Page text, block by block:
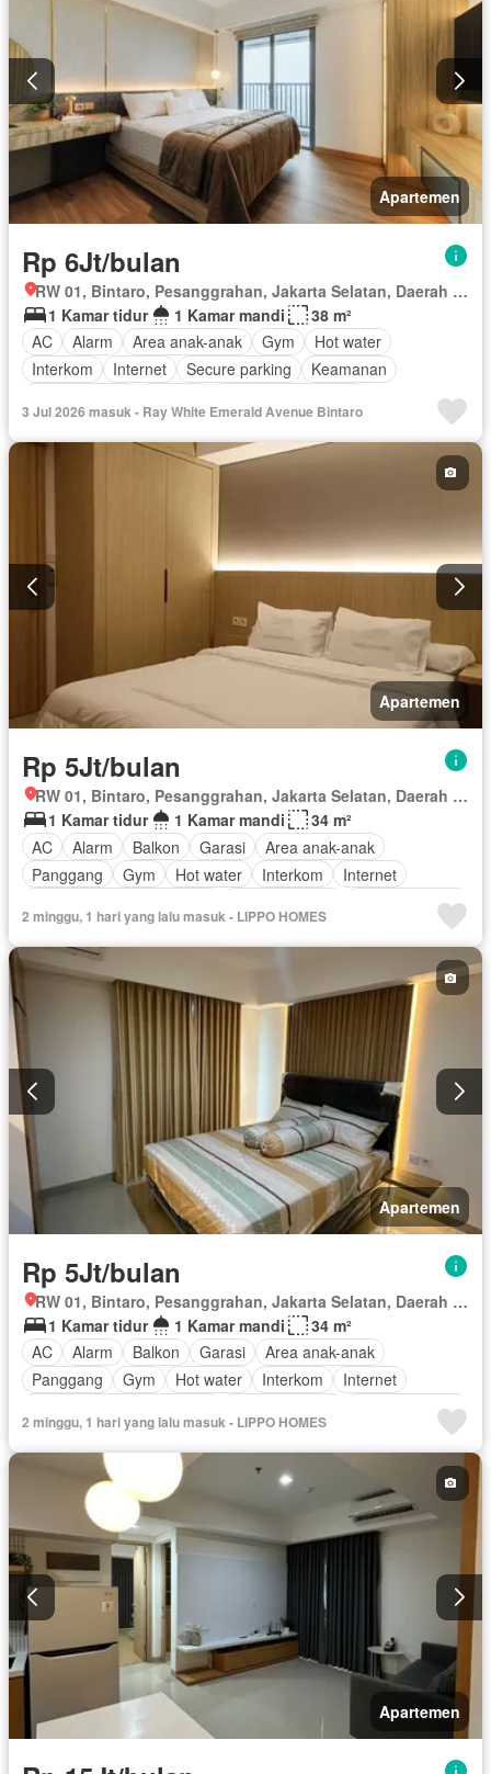
Apartemen
Rp 6Jt/bulan
RW 01, Bintaro, Pesanggrahan, Jakarta Selatan, Daerah Khusus Ibukota Jakarta
1 Kamar tidur
1 Kamar mandi
38 m²
AC
Alarm Area anak-anak Gym
Hot water
Interkom
Internet Secure parking
Keamanan
3 Jul 2026 masuk - Ray White Emerald Avenue Bintaro
Apartemen
Rp 5Jt/bulan
RW 01, Bintaro, Pesanggrahan, Jakarta Selatan, Daerah Khusus Ibukota Jakarta
1 Kamar tidur
1 Kamar mandi
34 m²
AC
Alarm Balkon Garasi
Area anak-anak
Panggang
Gym Hot water Interkom
Internet
Secure parking
Keamanan
Kolam renang Telephone
Televisi
Berperabot lengkap
2 minggu, 1 hari yang lalu masuk - LIPPO HOMES
Apartemen
Rp 5Jt/bulan
RW 01, Bintaro, Pesanggrahan, Jakarta Selatan, Daerah Khusus Ibukota Jakarta
1 Kamar tidur
1 Kamar mandi
34 m²
AC
Alarm Balkon Garasi
Area anak-anak
Panggang
Gym Hot water Interkom
Internet
Secure parking
Keamanan
Kolam renang Telephone
Televisi
Berperabot lengkap
2 minggu, 1 hari yang lalu masuk - LIPPO HOMES
Apartemen